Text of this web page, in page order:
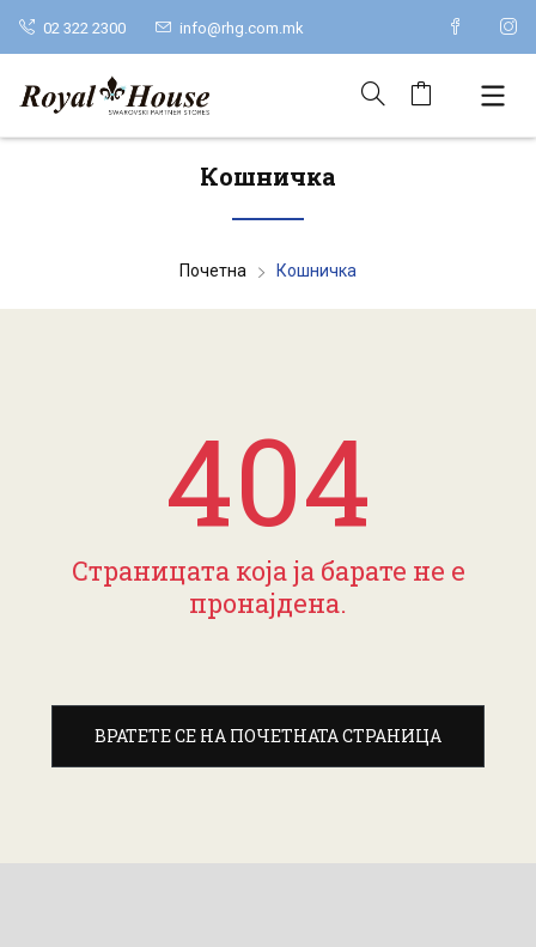
02 322 2300 info@rhg.com.mk
Кошничка
Почетна Кошничка
404
Страницата која ја барате не е
пронајдена.
ВРАТЕТЕ СЕ НА ПОЧЕТНАТА СТРАНИЦА